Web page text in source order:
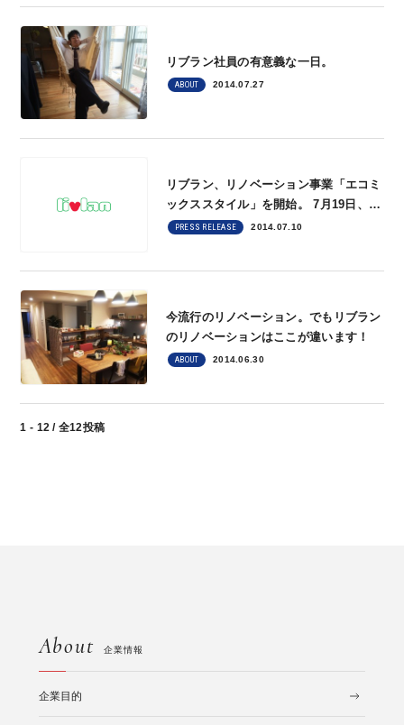
リブラン社員の有意義な一日。
ABOUT 2014.07.27
リブラン、リノベーション事業「エコミ
ックススタイル」を開始。 7月19日、巣
鴨にリノベーションギャラリーをオープ
PRESS RELEASE 2014.07.10
今流行のリノベーション。でもリブラン
のリノベーションはここが違います！
ABOUT 2014.06.30
1 - 12 / 全12投稿
About 企業情報
企業目的